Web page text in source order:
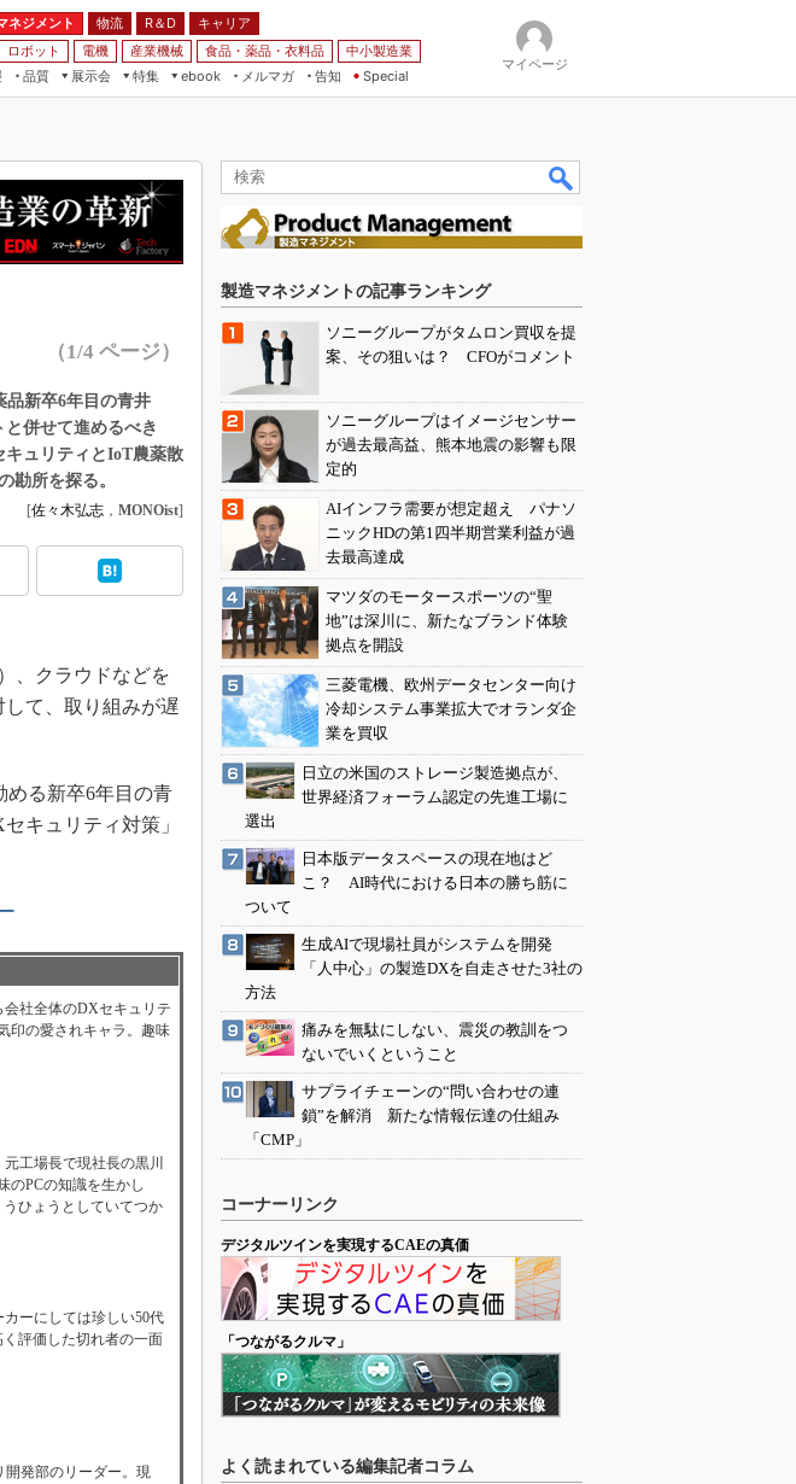
ネジメント 物流 R＆D
キャリア
ロボット 電機 産業機械 食品・薬品・衣料品
中小製造業
品質
展示会
ング
特集
ebook
メント
メルマガ
告知 Special
マイページ
（1/4 ページ）
品新卒6年目の青井
併せて進めるべき
キュリティとIoT農薬散
勘所を探る。
[佐々木弘志 ， MONOist]
、クラウドなどを
て、取り組みが遅
る新卒6年目の青
キュリティ対策」
会社全体のDXセキュリテ
印の愛されキャラ。趣味
工場長で現社長の黒川
のPCの知識を生かし
ひょうとしていてつか
ーにしては珍しい50代
評価した切れ者の一面
開発部のリーダー。現
製造マネジメントの記事ランキング
ソニーグループがタムロン買収を提
案、その狙いは？ CFOがコメント
ソニーグループはイメージセンサー
が過去最高益、熊本地震の影響も限
定的
AIインフラ需要が想定超え パナソ
ニックHDの第1四半期営業利益が過
去最高達成
マツダのモータースポーツの“聖
地”は深川に、新たなブランド体験
拠点を開設
三菱電機、欧州データセンター向け
冷却システム事業拡大でオランダ企
業を買収
日立の米国のストレージ製造拠点が、
世界経済フォーラム認定の先進工場に
選出
日本版データスペースの現在地はど
こ？ AI時代における日本の勝ち筋に
ついて
生成AIで現場社員がシステムを開発
「人中心」の製造DXを自走させた3社の
方法
痛みを無駄にしない、震災の教訓をつ
ないでいくということ
サプライチェーンの“問い合わせの連
鎖”を解消 新たな情報伝達の仕組み
「CMP」
コーナーリンク
デジタルツインを実現するCAEの真価
「つながるクルマ」
よく読まれている編集記者コラム